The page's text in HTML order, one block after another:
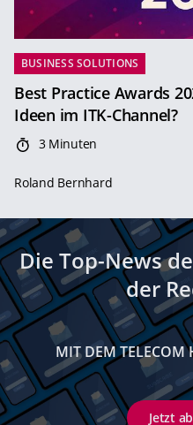
BUSINESS SOLUTIONS
Best Practice Awards
Ideen im ITK-Channel?
3 Minuten
Roland Bernhard
Die Top-News
der
MIT DEM TELECOM
Jetzt